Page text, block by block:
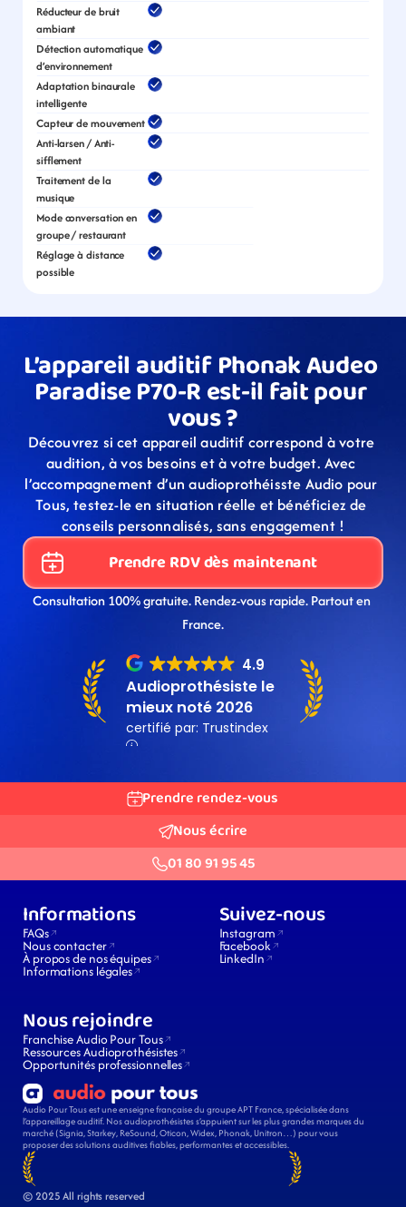
Réducteur de bruit
ambiant
Détection automatique
d’environnement
Adaptation binaurale
intelligente
Capteur de mouvement
Anti-larsen / Anti-
sifflement
Traitement de la
musique
Mode conversation en
groupe / restaurant
Réglage à distance
possible
L’appareil auditif Phonak Audeo
Paradise P70-R est-il fait pour
vous ?
Découvrez si cet appareil auditif correspond à votre
audition, à vos besoins et à votre budget. Avec
l’accompagnement d’un audioprothéisste Audio pour
Tous, testez-le en situation réelle et bénéficiez de
conseils personnalisés, sans engagement !
Prendre RDV dès maintenant
Consultation 100% gratuite. Rendez-vous rapide. Partout en
France.
Prendre rendez-vous
Nous écrire
01 80 91 95 45
Audio Pour Tous est une enseigne française du groupe APT France, spécialisée dans
l’appareillage auditif. Nos audioprothésistes s’appuient sur les plus grandes marques du
marché (Signia, Starkey, ReSound, Oticon, Widex, Phonak, Unitron…) pour vous
proposer des solutions auditives fiables, performantes et accessibles.
© 2025 All rights reserved
Informations
FAQs
Nous contacter
À propos de nos équipes
Informations légales
Suivez-nous
Instagram
Facebook
LinkedIn
Nous rejoindre
Franchise Audio Pour Tous
Ressources Audioprothésistes
Opportunités professionnelles